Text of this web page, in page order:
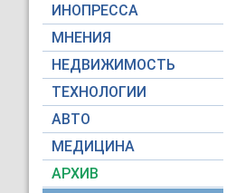
ИНОПРЕССА
МНЕНИЯ
НЕДВИЖИМОСТЬ
ТЕХНОЛОГИИ
АВТО
МЕДИЦИНА
АРХИВ